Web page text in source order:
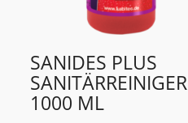
SANIDES PLUS
SANITÄRREINIGER
1000 ML